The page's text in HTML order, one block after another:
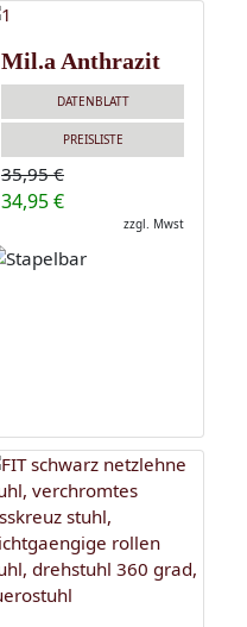
Mil.a Anthrazit
DATENBLATT
PREISLISTE
35,95 €
34,95 €
zzgl. Mwst